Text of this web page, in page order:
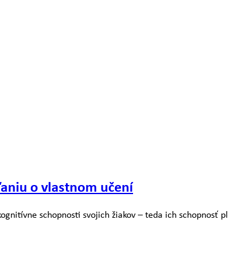
o vlastnom učení
schopnosti svojich žiakov – teda ich